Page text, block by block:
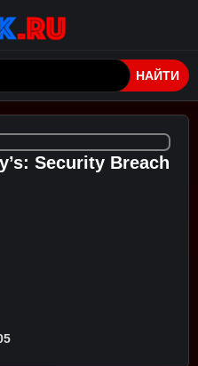
НАЙТИ
Security Breach